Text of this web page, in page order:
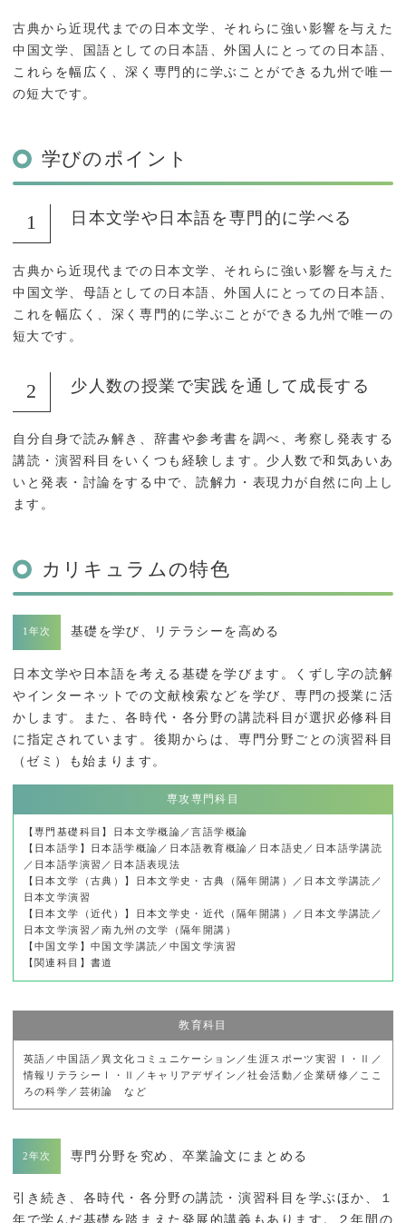
キャンパスライフ トピックス
在学生の方へ
一般・社会人・卒業生の
鹿児島県立短期大学の基
本方針
教育情報の公表 認証評価
サイトマップ
古典から近現代までの日本文学、それらに強い影響を与えた
中国文学、国語としての日本語、外国人にとっての日本語、
これらを幅広く、深く専門的に学ぶことができる九州で唯一
の短大です。
学びのポイント
日本文学や日本語を専門的に学べる
古典から近現代までの日本文学、それらに強い影響を与えた
中国文学、母語としての日本語、外国人にとっての日本語、
これを幅広く、深く専門的に学ぶことができる九州で唯一の
短大です。
少人数の授業で実践を通して成長する
自分自身で読み解き、辞書や参考書を調べ、考察し発表する
講読・演習科目をいくつも経験します。少人数で和気あいあ
いと発表・討論をする中で、読解力・表現力が自然に向上し
ます。
カリキュラムの特色
基礎を学び、リテラシーを高める
日本文学や日本語を考える基礎を学びます。くずし字の読解
やインターネットでの文献検索などを学び、専門の授業に活
かします。また、各時代・各分野の講読科目が選択必修科目
に指定されています。後期からは、専門分野ごとの演習科目
（ゼミ）も始まります。
専攻専門科目
【専門基礎科目】日本文学概論／言語学概論
【日本語学】日本語学概論／日本語教育概論／日本語史／日本語学講読
／日本語学演習／日本語表現法
【日本文学（古典）】日本文学史・古典（隔年開講）／日本文学講読／
日本文学演習
【日本文学（近代）】日本文学史・近代（隔年開講）／日本文学講読／
日本文学演習／南九州の文学（隔年開講）
【中国文学】中国文学講読／中国文学演習
【関連科目】書道
教育科目
英語／中国語／異文化コミュニケーション／生涯スポーツ実習Ⅰ・Ⅱ／
情報リテラシーⅠ・Ⅱ／キャリアデザイン／社会活動／企業研修／ここ
ろの科学／芸術論 など
専門分野を究め、卒業論文にまとめる
引き続き、各時代・各分野の講読・演習科目を学ぶほか、１
年で学んだ基礎を踏まえた発展的講義もあります。２年間の